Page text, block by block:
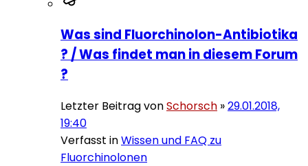
Was sind Fluorchinolon-Antibiotika
? / Was findet man in diesem Forum
?
Letzter Beitrag vonSchorsch »29.01.2018,
19:40
Verfasst inWissen und FAQ zu
Fluorchinolonen